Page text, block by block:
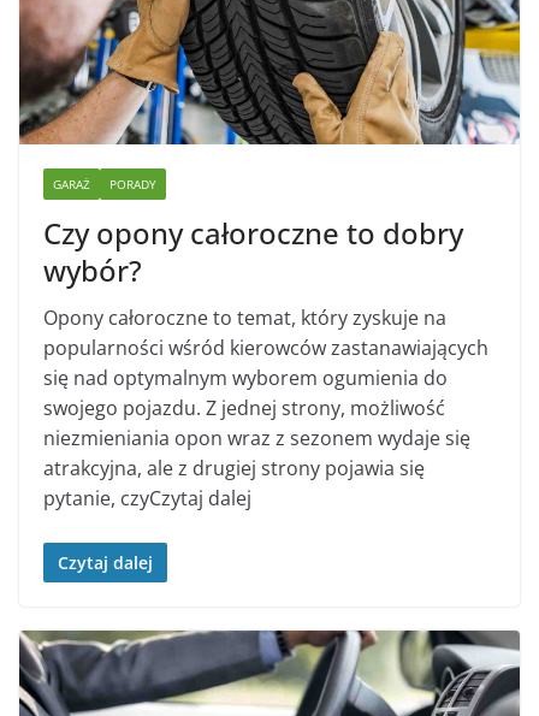
GARAŻ PORADY
Czy opony całoroczne to dobry
wybór?
Opony całoroczne to temat, który zyskuje na
popularności wśród kierowców zastanawiających
się nad optymalnym wyborem ogumienia do
swojego pojazdu. Z jednej strony, możliwość
niezmieniania opon wraz z sezonem wydaje się
atrakcyjna, ale z drugiej strony pojawia się
pytanie, czyCzytaj dalej
Czytaj dalej